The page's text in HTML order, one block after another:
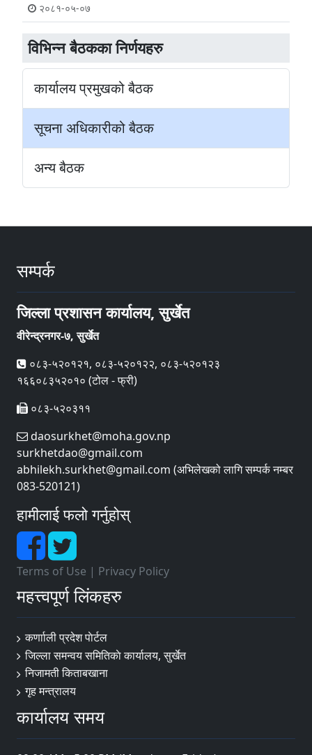
विभिन्न बैठकका निर्णयहरु
कार्यालय प्रमुखको बैठक
सूचना अधिकारीको बैठक
अन्य बैठक
२०८१-०५-०७
सम्पर्क
जिल्ला प्रशासन कार्यालय, सुर्खेत
वीरेन्द्रनगर-७, सुर्खेत
०८३-५२०१२१, ०८३-५२०१२२, ०८३-५२०१२३
१६६०८३५२०१० (टोल - फ्री)
०८३-५२०३११
daosurkhet@moha.gov.np
surkhetdao@gmail.com
abhilekh.surkhet@gmail.com (अभिलेखको लागि सम्पर्क नम्बर
083-520121)
हामीलाई फलो गर्नुहोस्
Terms of Use | Privacy Policy
महत्त्वपूर्ण लिंकहरु
कर्णााली प्रदेश पाेर्टल
जिल्ला समन्वय समितिकाे कार्यालय, सुर्खेत
निजामती किताबखाना
गृह मन्त्रालय
कार्यालय समय